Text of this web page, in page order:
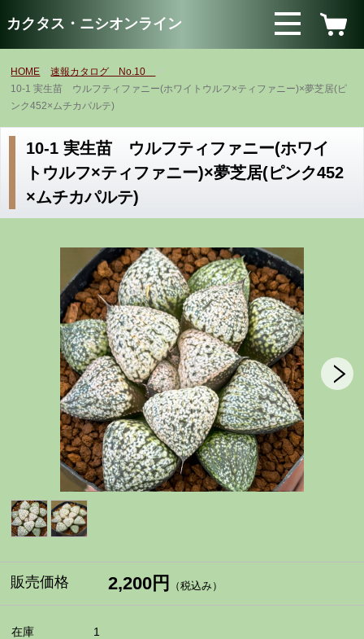
カクタス・ニシオンライン
HOME
速報カタログ No.10
10-1 実生苗 ウルフティファニー(ホワイトウルフ×ティファニー)×夢芝居(ピ
ンク452×ムチカパルテ)
10-1 実生苗 ウルフティファニー(ホワイ
トウルフ×ティファニー)×夢芝居(ピンク452
×ムチカパルテ)
販売価格 2,200円 （税込み）
在庫 1